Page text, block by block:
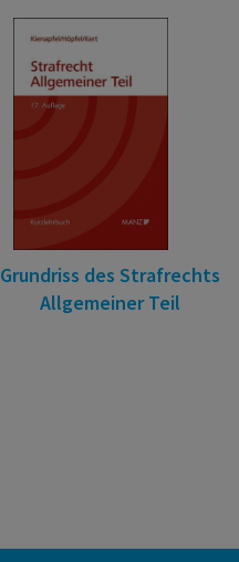
Grundriss des Strafrechts
Allgemeiner Teil